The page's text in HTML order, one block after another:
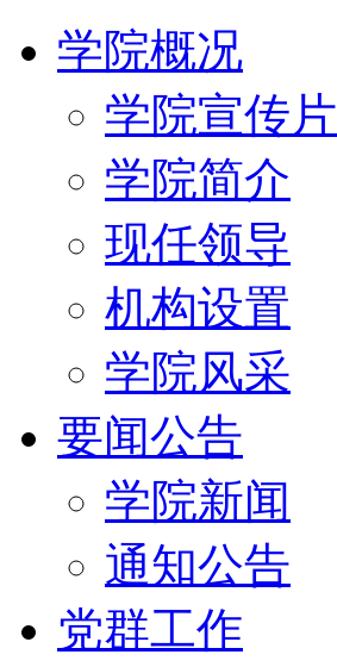
学院概况
学院宣传片
学院简介
现任领导
机构设置
学院风采
要闻公告
学院新闻
通知公告
党群工作